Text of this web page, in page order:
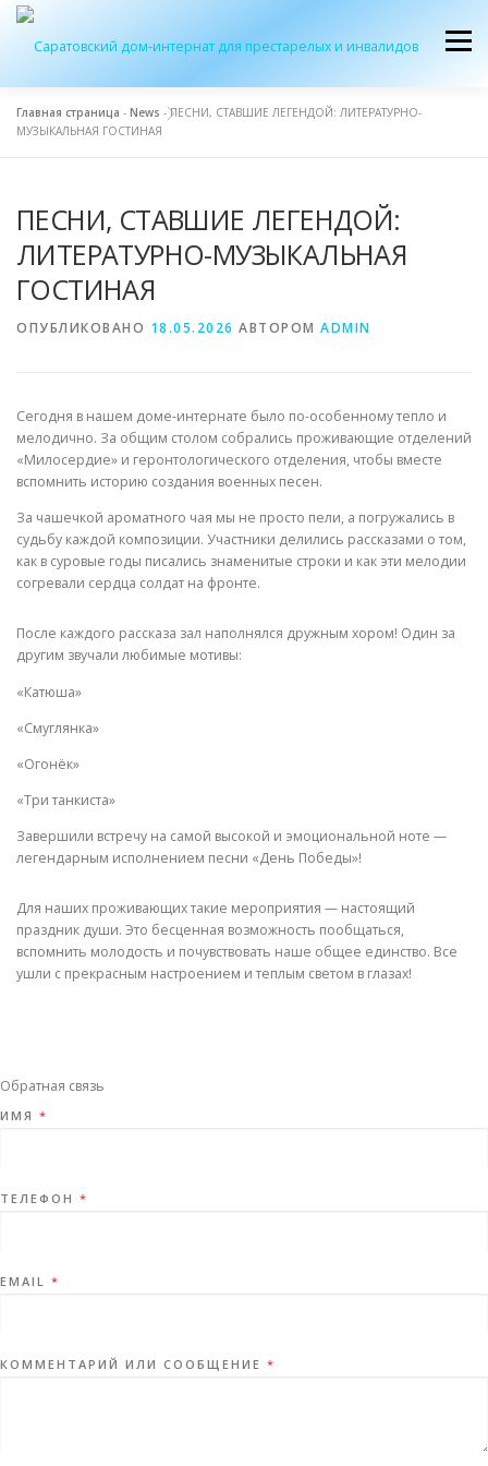
Перейти
содержимому
Меню
ОБ УЧРЕЖДЕНИИ
ЖУРНАЛ “ДОМ” КОНТАКТЫ
Главная страница - News -ПЕСНИ, СТАВШИЕ ЛЕГЕНДОЙ: ЛИТЕРАТУРНО-
МУЗЫКАЛЬНАЯ ГОСТИНАЯ
ПЕСНИ, СТАВШИЕ ЛЕГЕНДОЙ:
ЛИТЕРАТУРНО-МУЗЫКАЛЬНАЯ
ГОСТИНАЯ
ОПУБЛИКОВАНО 18.05.2026 АВТОРОМ ADMIN
Сегодня в нашем доме-интернате было по-особенному тепло и
мелодично. За общим столом собрались проживающие отделений
«Милосердие» и геронтологического отделения, чтобы вместе
вспомнить историю создания военных песен.
За чашечкой ароматного чая мы не просто пели, а погружались в
судьбу каждой композиции. Участники делились рассказами о том,
как в суровые годы писались знаменитые строки и как эти мелодии
согревали сердца солдат на фронте.
После каждого рассказа зал наполнялся дружным хором! Один за
другим звучали любимые мотивы:
«Катюша»
«Смуглянка»
«Огонёк»
«Три танкиста»
Завершили встречу на самой высокой и эмоциональной ноте —
легендарным исполнением песни «День Победы»!
Для наших проживающих такие мероприятия — настоящий
праздник души. Это бесценная возможность пообщаться,
вспомнить молодость и почувствовать наше общее единство. Все
ушли с прекрасным настроением и теплым светом в глазах!
Обратная связь
ИМЯ *
ТЕЛЕФОН *
EMAIL *
КОММЕНТАРИЙ ИЛИ СООБЩЕНИЕ *